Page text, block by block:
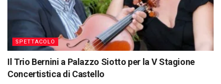
SPETTACOLO
Il Trio Bernini a Palazzo Siotto per la V Stagione
Concertistica di Castello